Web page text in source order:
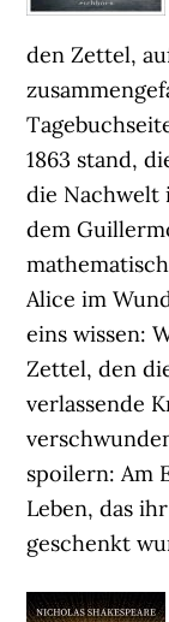
den Zettel,
1863 stand,
die Nachwelt
dem
Alice im
eins wissen:
Zettel, den
verlassende
spoilern: Am
Leben, das
geschenkt